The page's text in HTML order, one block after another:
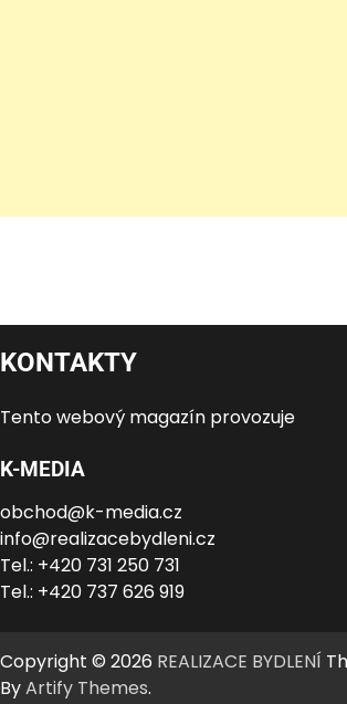
KONTAKTY
Tento webový magazín provozuje
K-MEDIA
obchod@k-media.cz
info@realizacebydleni.cz
Tel.: +420 731 250 731
Tel.: +420 737 626 919
Copyright © 2026 REALIZACE BYDLENÍ
ByArtify Themes.